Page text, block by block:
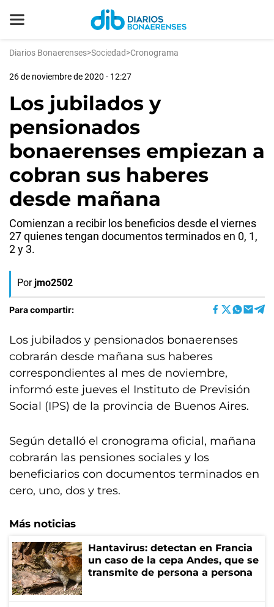
Diarios Bonaerenses>Sociedad>Cronograma
26 de noviembre de 2020 - 12:27
Los jubilados y
pensionados
bonaerenses empiezan a
cobran sus haberes
desde mañana
Comienzan a recibir los beneficios desde el viernes
27 quienes tengan documentos terminados en 0, 1,
2 y 3.
Por jmo2502
Para compartir:
Los jubilados y pensionados bonaerenses
cobrarán desde mañana sus haberes
correspondientes al mes de noviembre,
informó este jueves el Instituto de Previsión
Social (IPS) de la provincia de Buenos Aires.
Según detalló el cronograma oficial, mañana
cobrarán las pensiones sociales y los
beneficiarios con documentos terminados en
cero, uno, dos y tres.
Más noticias
Hantavirus: detectan en Francia
un caso de la cepa Andes, que se
transmite de persona a persona